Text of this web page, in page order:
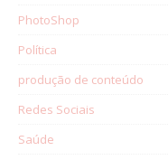
PhotoShop
Política
produção de conteúdo
Redes Sociais
Saúde